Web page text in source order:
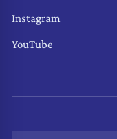
Instagram
YouTube